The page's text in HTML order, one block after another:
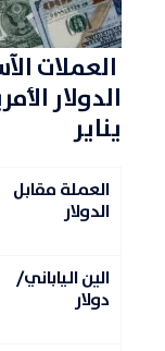
العملات
يناير
العملة مقابل
الدولار
الين الياباني/
دولار